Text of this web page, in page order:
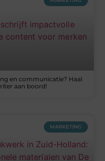
en communicatie? Haal
aan boord!
MARKETING